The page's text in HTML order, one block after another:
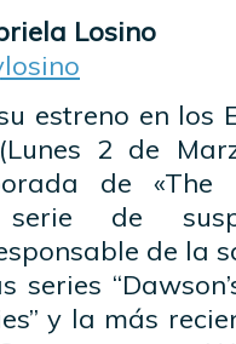
Losino
estreno en los
2 de
de «The
serie de
de la
y la más